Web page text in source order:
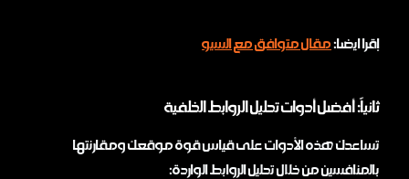
إقرا ايضا:مقال متوافق مع السيو
ثانياً: أفضل أدوات تحليل الروابط الخلفية
تساعدك هذه الأدوات على قياس قوة موقعك ومقارنتها
بالمنافسين من خلال تحليل الروابط الواردة: